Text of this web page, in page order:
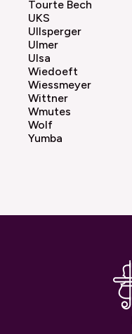
Tourte Bech
UKS
Ullsperger
Ulmer
Ulsa
Wiedoeft
Wiessmeyer
Wittner
Wmutes
Wolf
Yumba